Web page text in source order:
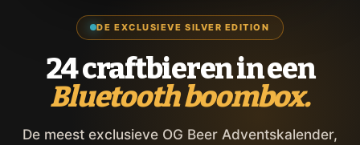
DE EXCLUSIEVE SILVER EDITION
24 craftbieren in een
Bluetooth boombox.
De meest exclusieve OG Beer Adventskalender,